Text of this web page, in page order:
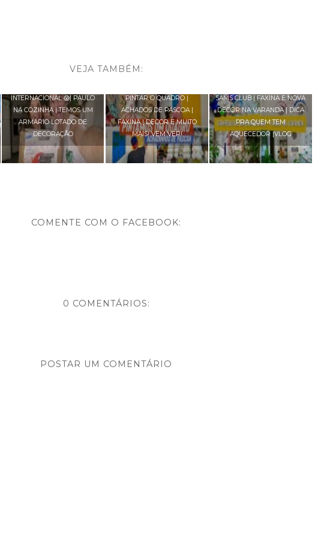
VEJA TAMBÉM:
INTERNACIONAL 😱| PAULO
NA COZINHA | TEMOS UM
ARMÁRIO LOTADO DE
DECORAÇÃO
PINTAR O QUADRO |
ACHADOS DE PASCOA |
FAXINA | DECOR E MUITO
MAIS! VEM VER!
SAMS CLUB | FAXINA E NOVA
DECOR NA VARANDA | DICA
PRA QUEM TEM
AQUECEDOR |VLOG
COMENTE COM O FACEBOOK:
0 COMENTÁRIOS:
POSTAR UM COMENTÁRIO